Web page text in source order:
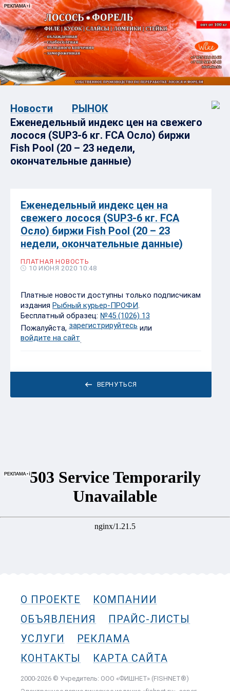
Новости
РЫНОК
Еженедельный индекс цен на свежего
лосося (SUP3-6 кг. FCA Осло) биржи
Fish Pool (20 – 23 недели,
окончательные данные)
Еженедельный индекс цен на
свежего лосося (SUP3-6 кг. FCA
Осло) биржи Fish Pool (20 – 23
недели, окончательные данные)
ПЛАТНАЯ НОВОСТЬ
10 ИЮНЯ 2020 10:48
Платные новости доступны только подписчикам
издания Рыбный курьер-ПРОФИ.
Бесплатный образец: №45 (1026) 13
Пожалуйста, зарегистрируйтесь или
войдите на сайт.
ВЕРНУТЬСЯ
О ПРОЕКТЕ
КОМПАНИИ
ОБЪЯВЛЕНИЯ
ПРАЙС-ЛИСТЫ
УСЛУГИ
РЕКЛАМА
КОНТАКТЫ
КАРТА САЙТА
2000-2026 © Учредитель: ООО «ФИШНЕТ» (FISHNET®)